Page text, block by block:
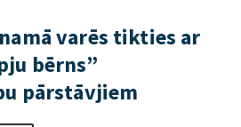
varēs tikties ar
bērns”
pārstāvjiem